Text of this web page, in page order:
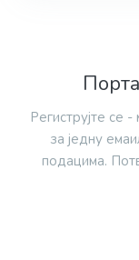
Региструјте се
за једну
подацима.